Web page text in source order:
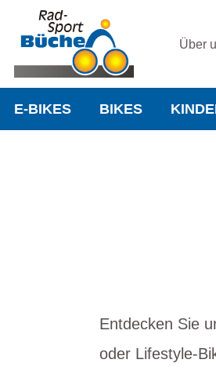
Über
E-BIKES BIKES
Entdecken Sie
oder Lifestyle-